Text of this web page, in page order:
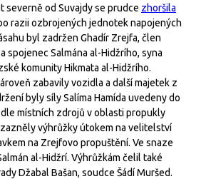
severně od Suvajdy se prudce zhoršila
razii ozbrojených jednotek napojených
byl zadržen Ghadír Zrejfa, člen
spojenec Salmána al-Hidžrího, syna
komunity Hikmata al-Hidžrího.
zabavily vozidla a další majetek z
byly síly Salíma Hamída uvedeny do
místních zdrojů v oblasti propukly
výhrůžky útokem na velitelství
na Zrejfovo propuštění. Ve snaze
al-Hidžrí. Výhrůžkám čelil také
Džabal Bašan, soudce Šádí Muršed.